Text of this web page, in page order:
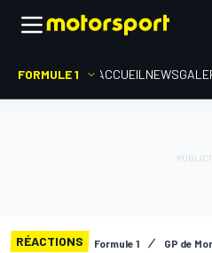
FORMULE 1 ACCUEIL NEWS
RÉACTIONS Formule 1 GP de